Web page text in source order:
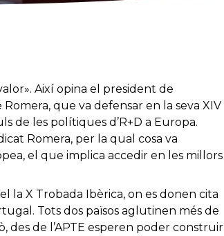
Així opina el president de
Romera, que va defensar en la seva XIV
de les polítiques d’R+D a Europa.
Romera, per la qual cosa va
el que implica accedir en les millors
la X Trobada Ibèrica, on es donen cita
Tots dos països aglutinen més de
des de l’APTE esperen poder construir